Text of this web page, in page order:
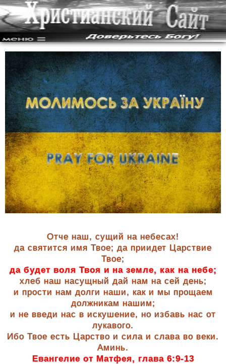
Отче наш, сущий на небесах!
да святится имя Твое; да приидет Царствие
Твое;
да будет воля Твоя и на земле, как на небе;
хлеб наш насущный дай нам на сей день;
и прости нам долги наши, как и мы прощаем
должникам нашим;
и не введи нас в искушение, но избавь нас от
лукавого.
Ибо Твое есть Царство и сила и слава во веки.
Аминь.
Евангелие от Матфея, глава 6:9-13